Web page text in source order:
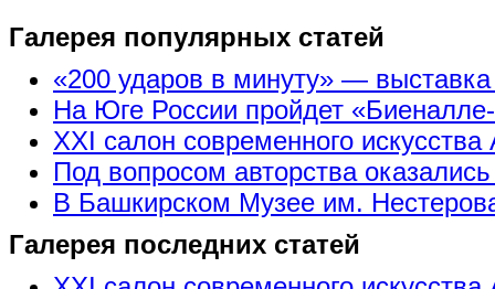
Галерея популярных статей
«200 ударов в минуту» —
На Юге России пройдет
XXI салон современного искусства
Под вопросом авторства
В Башкирском Музее им.
Галерея последних статей